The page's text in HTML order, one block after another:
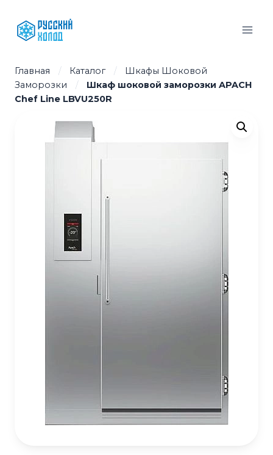
содержимому
Главная / Каталог /
Шкафы Шоковой
Заморозки
/
Шкаф шоковой заморозки APACH
Chef Line LBVU250R